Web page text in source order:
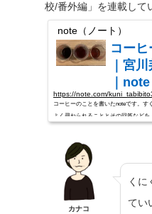
校/番外編」を連載して
note（ノート）
コー
｜宮
｜note
https://note.com/
コーヒーのことを書いたnoteです。す
よく尋ねられることとその回答など
は無くても生きていけますが、あると
カナコ
くに
てい